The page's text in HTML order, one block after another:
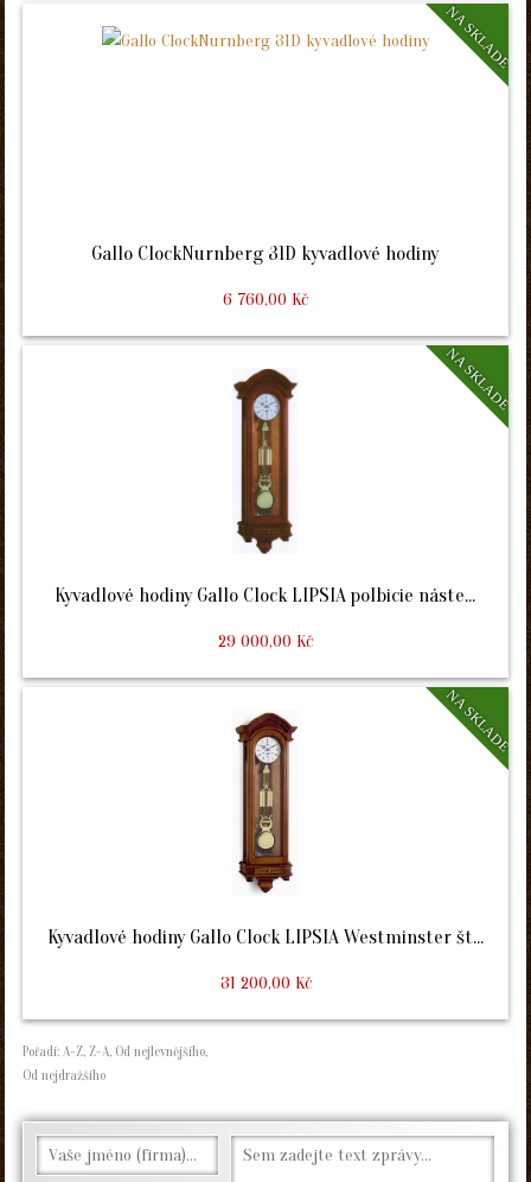
NA SKLADE
Gallo ClockNurnberg 31D kyvadlové hodiny
6 760,00 Kč
NA SKLADE
Kyvadlové hodiny Gallo Clock LIPSIA polbicie náste...
29 000,00 Kč
NA SKLADE
Kyvadlové hodiny Gallo Clock LIPSIA Westminster št...
31 200,00 Kč
Pořadí: A-Z, Z-A, Od nejlevnějšího,
Od nejdražšího